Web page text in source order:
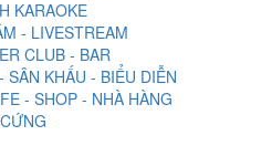
KARAOKE
- LIVESTREAM
CLUB - BAR
SÂN KHẤU - BIỂU DIỄN
- SHOP - NHÀ HÀNG